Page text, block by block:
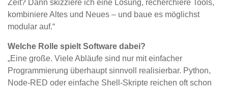
Zeit? Dann skizziere ich eine Lösung, recherchiere Tools,
kombiniere Altes und Neues – und baue es möglichst
modular auf.“
Welche Rolle spielt Software dabei?
„Eine große. Viele Abläufe sind nur mit einfacher
Programmierung überhaupt sinnvoll realisierbar. Python,
Node-RED oder einfache Shell-Skripte reichen oft schon